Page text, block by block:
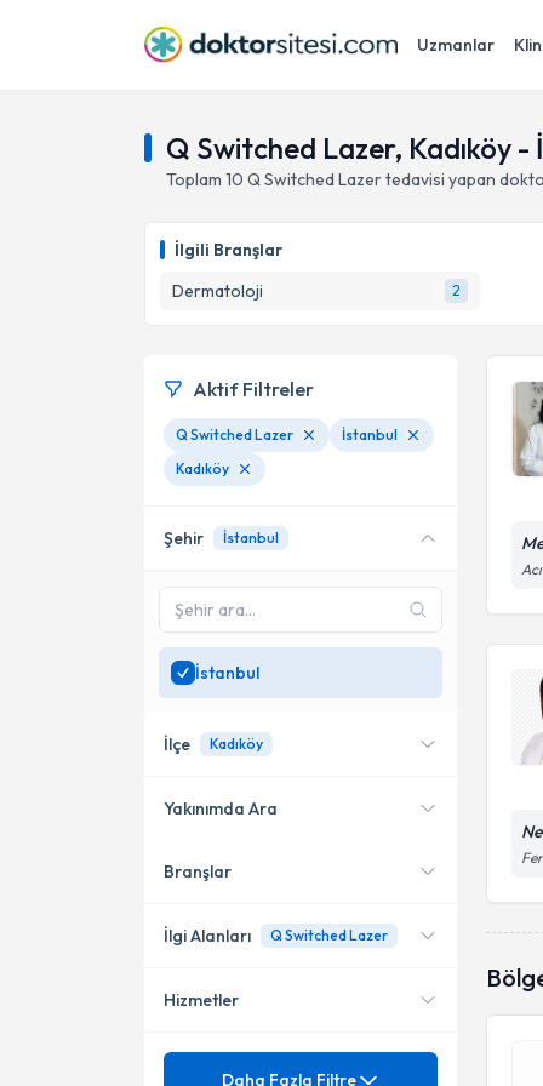
Uzmanlar
Q Switched Lazer, Kadıköy -
Toplam 10 Q Switched Lazertedavisi yapan
İlgili Branşlar
Dermatoloji
2
Aktif Filtreler
Q Switched Lazer
İstanbul
Kadıköy
Şehir İstanbul
İstanbul
İlçe Kadıköy
Ataşehir
Beykoz
Yakınımda Ara
Konumuma yakın uzmanları
Branşlar
Dermatoloji
İlgi Alanları Q Switched Lazer
Akıllı dolgu
Hizmetler
Mezuniyet
Daha Fazla Filtre